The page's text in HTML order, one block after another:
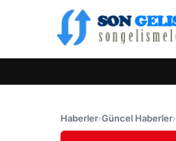
Haberler›Güncel Haberler›